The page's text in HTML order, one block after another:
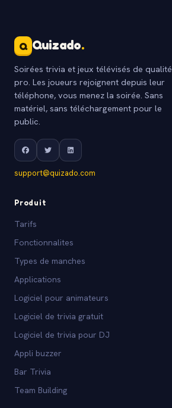
Q Quizado.
Soirées trivia et jeux télévisés de qualité
pro. Les joueurs rejoignent depuis leur
téléphone, vous menez la soirée. Sans
matériel, sans téléchargement pour le
public.
support@quizado.com
Produit
Tarifs
Fonctionnalites
Types de manches
Applications
Logiciel pour animateurs
Logiciel de trivia gratuit
Logiciel de trivia pour DJ
Appli buzzer
Bar Trivia
Team Building